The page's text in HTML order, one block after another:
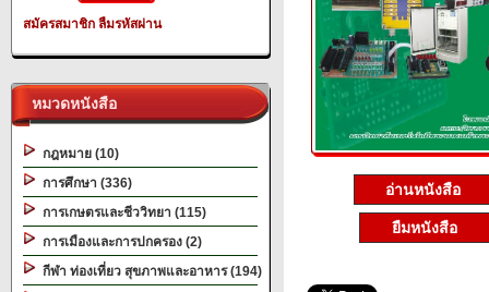
สมัครสมาชิก ลืมรหัสผ่าน
หมวดหนังสือ
กฎหมาย (10)
การศึกษา (336)
การเกษตรและชีววิทยา (115)
การเมืองและการปกครอง (2)
กีฬา ท่องเที่ยว สุขภาพและอาหาร (194)
อ่านหนังสือ
ยืมหนังสือ